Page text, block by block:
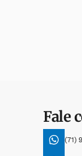
Fale
(71)